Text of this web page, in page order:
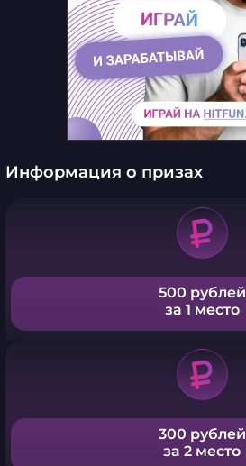
Информация о призах
500 рублей
за 1 место
300 рублей
за 2 место